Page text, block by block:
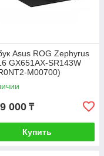
Asus ROG Zephyrus
GX651AX-SR143W
M00700)
000 ₸
Купить